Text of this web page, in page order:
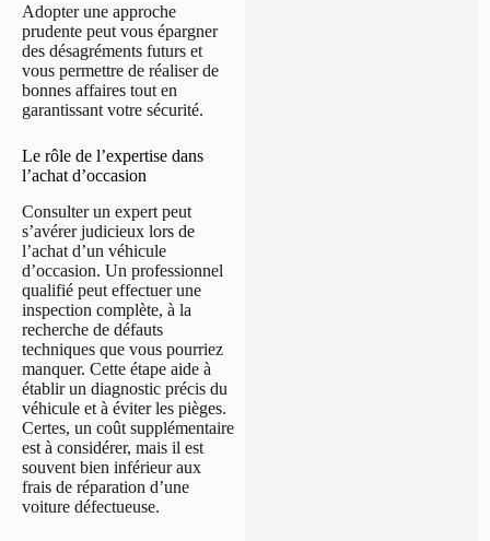
Adopter une approche
prudente peut vous épargner
des désagréments futurs et
vous permettre de réaliser de
bonnes affaires tout en
garantissant votre sécurité.
Le rôle de l’expertise dans
l’achat d’occasion
Consulter un expert peut
s’avérer judicieux lors de
l’achat d’un véhicule
d’occasion. Un professionnel
qualifié peut effectuer une
inspection complète, à la
recherche de défauts
techniques que vous pourriez
manquer. Cette étape aide à
établir un diagnostic précis du
véhicule et à éviter les pièges.
Certes, un coût supplémentaire
est à considérer, mais il est
souvent bien inférieur aux
frais de réparation d’une
voiture défectueuse.